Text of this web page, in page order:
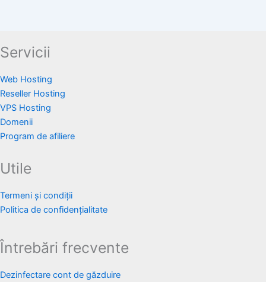
Servicii
Web Hosting
Reseller Hosting
VPS Hosting
Domenii
Program de afiliere
Utile
Termeni și condiții
Politica de confidențialitate
Întrebări frecvente
Dezinfectare cont de găzduire